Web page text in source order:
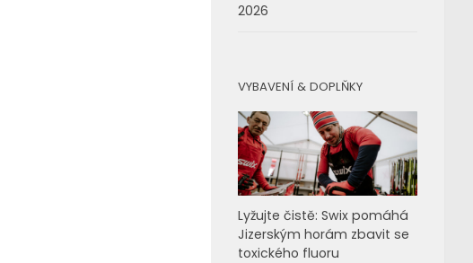
2026
VYBAVENÍ & DOPLŇKY
Lyžujte čistě: Swix pomáhá
Jizerským horám zbavit se
toxického fluoru